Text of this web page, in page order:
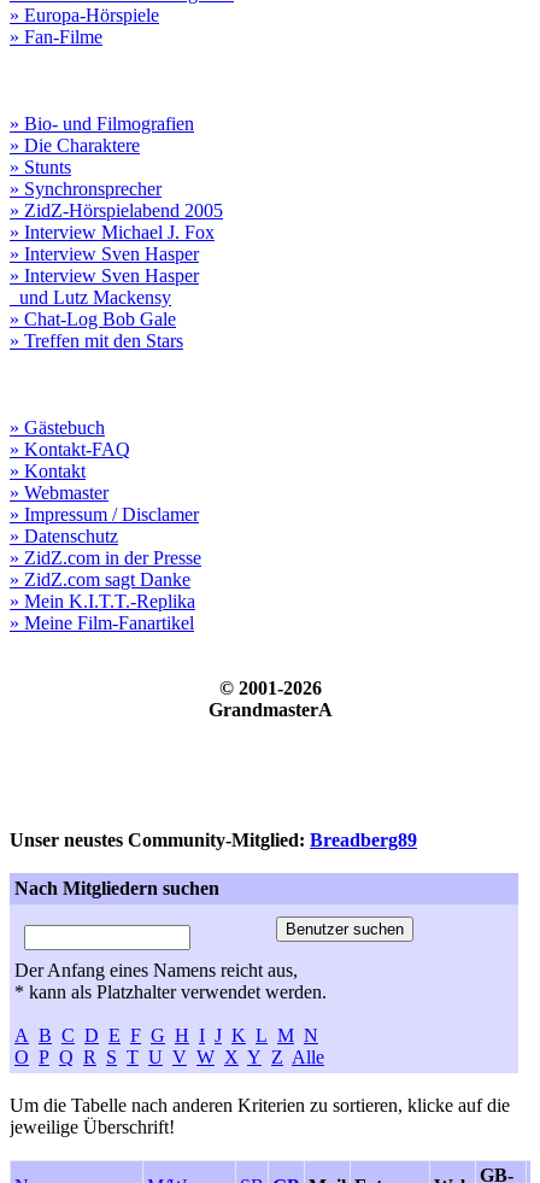
» Europa-Hörspiele
» Fan-Filme
» Bio- und Filmografien
» Die Charaktere
» Stunts
» Synchronsprecher
» ZidZ-Hörspielabend 2005
» Interview Michael J. Fox
» Interview Sven Hasper
» Interview Sven Hasper
und Lutz Mackensy
» Chat-Log Bob Gale
» Treffen mit den Stars
» Gästebuch
» Kontakt-FAQ
» Kontakt
» Webmaster
» Impressum / Disclamer
» Datenschutz
» ZidZ.com in der Presse
» ZidZ.com sagt Danke
» Mein K.I.T.T.-Replika
» Meine Film-Fanartikel
© 2001-2026
GrandmasterA
Unser neustes Community-Mitglied: Breadberg89
Nach Mitgliedern suchen
Der Anfang eines Namens reicht aus,
* kann als Platzhalter verwendet werden.
A B C D E F G H I J K L M N
O P Q R S T U V W X Y Z Alle
Um die Tabelle nach anderen Kriterien zu sortieren, klicke auf die
jeweilige Überschrift!
GB-